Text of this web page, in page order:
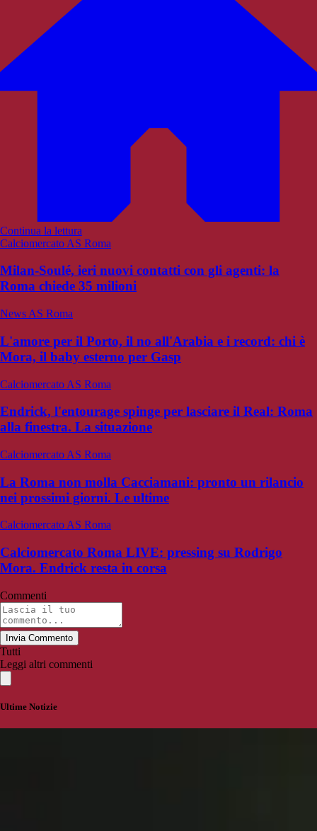
Continua la lettura
Calciomercato AS Roma
Milan-Soulé, ieri nuovi contatti con gli agenti: la
Roma chiede 35 milioni
News AS Roma
L'amore per il Porto, il no all'Arabia e i record: chi è
Mora, il baby esterno per Gasp
Calciomercato AS Roma
Endrick, l'entourage spinge per lasciare il Real: Roma
alla finestra. La situazione
Calciomercato AS Roma
La Roma non molla Cacciamani: pronto un rilancio
nei prossimi giorni. Le ultime
Calciomercato AS Roma
Calciomercato Roma LIVE: pressing su Rodrigo
Mora. Endrick resta in corsa
Commenti
Invia Commento
Tutti
Leggi altri commenti
Ultime Notizie